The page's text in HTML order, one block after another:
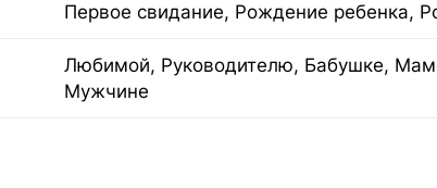
Первое свидание, Рождение ребенка,
Любимой, Руководителю, Бабушке,
Мужчине